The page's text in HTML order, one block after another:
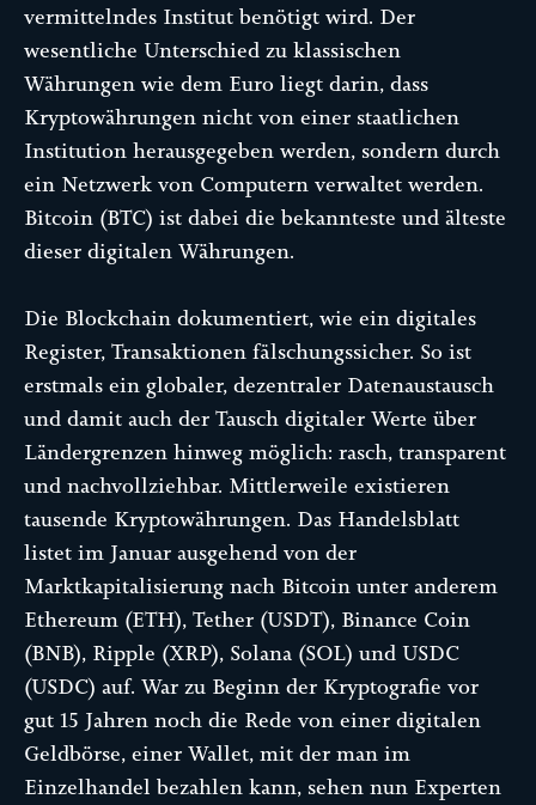
vermittelndes Institut benötigt wird. Der
wesentliche Unterschied zu klassischen
Währungen wie dem Euro liegt darin, dass
Kryptowährungen nicht von einer staatlichen
Institution herausgegeben werden, sondern durch
ein Netzwerk von Computern verwaltet werden.
Bitcoin (BTC) ist dabei die bekannteste und älteste
dieser digitalen Währungen.
Die Blockchain dokumentiert, wie ein digitales
Register, Transaktionen fälschungssicher. So ist
erstmals ein globaler, dezentraler Datenaustausch
und damit auch der Tausch digitaler Werte über
Ländergrenzen hinweg möglich: rasch, transparent
und nachvollziehbar. Mittlerweile existieren
tausende Kryptowährungen. Das Handelsblatt
listet im Januar ausgehend von der
Marktkapitalisierung nach Bitcoin unter anderem
Ethereum (ETH), Tether (USDT), Binance Coin
(BNB), Ripple (XRP), Solana (SOL) und USDC
(USDC) auf. War zu Beginn der Kryptografie vor
gut 15 Jahren noch die Rede von einer digitalen
Geldbörse, einer Wallet, mit der man im
Einzelhandel bezahlen kann, sehen nun Experten